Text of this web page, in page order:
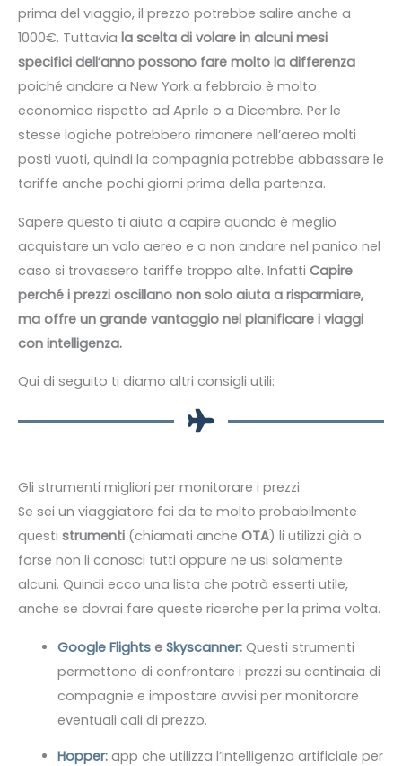
prima del viaggio, il prezzo potrebbe salire anche a
1000€. Tuttavia la scelta di volare in alcuni mesi
specifici dell’anno possono fare molto la differenza
poiché andare a New York a febbraio è molto
economico rispetto ad Aprile o a Dicembre. Per le
stesse logiche potrebbero rimanere nell’aereo molti
posti vuoti, quindi la compagnia potrebbe abbassare le
tariffe anche pochi giorni prima della partenza.
Sapere questo ti aiuta a capire quando è meglio
acquistare un volo aereo e a non andare nel panico nel
caso si trovassero tariffe troppo alte. Infatti Capire
perché i prezzi oscillano non solo aiuta a risparmiare,
ma offre un grande vantaggio nel pianificare i viaggi
con intelligenza.
Qui di seguito ti diamo altri consigli utili:
Gli strumenti migliori per monitorare i prezzi
Se sei un viaggiatore fai da te molto probabilmente
questi strumenti (chiamati anche OTA) li utilizzi già o
forse non li conosci tutti oppure ne usi solamente
alcuni. Quindi ecco una lista che potrà esserti utile,
anche se dovrai fare queste ricerche per la prima volta.
Google Flightse Skyscanner:Questi strumenti
permettono di confrontare i prezzi su centinaia di
compagnie e impostare avvisi per monitorare
eventuali cali di prezzo.
Hopper:app che utilizza l’intelligenza artificiale per